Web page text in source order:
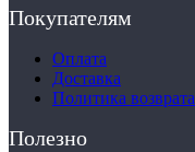
Покупателям
Оплата
Доставка
Политика возврата
Полезно